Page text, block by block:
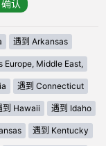
遇到 Arkansas
Europe, Middle East,
遇到 Connecticut
到 Hawaii 遇到 Idaho
遇到 Kentucky